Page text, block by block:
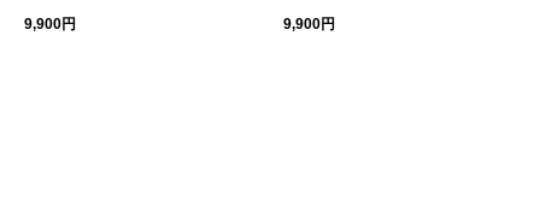
9,900円 9,900円